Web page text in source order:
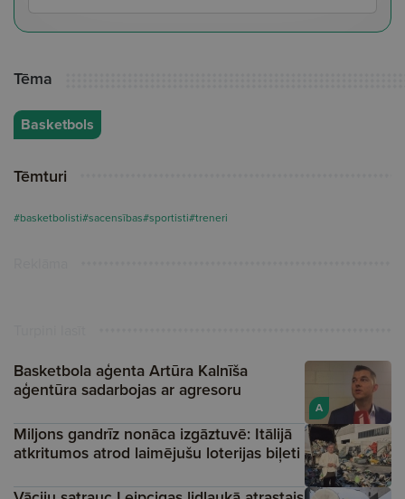
Tēma
Basketbols
Tēmturi
#basketbolisti#sacensības#sportisti#treneri
A
Basketbola aģenta Artūra Kalnīša
aģentūra sadarbojas ar agresoru
Miljons gandrīz nonāca izgāztuvē: Itālijā
atkritumos atrod laimējušu loterijas biļeti